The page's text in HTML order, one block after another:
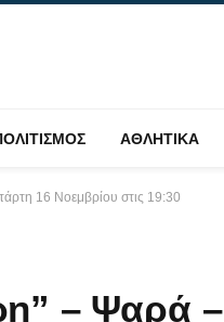
ΑΘΛΗΤΙΚΑ
16 Νοεμβρίου στις 19:30
– Ψαρά –